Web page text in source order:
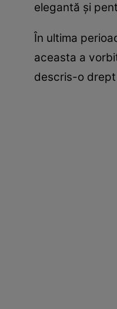
elegantă și
În ultima
aceasta a
descris-o